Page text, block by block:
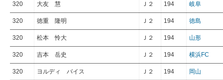
320 大友 慧 Ｊ２ 194 岐阜
320 徳重 隆明 Ｊ２ 194 徳島
320 松本 怜大 Ｊ２ 194 山形
320 吉本 岳史 Ｊ２ 194 横浜FC
320 ヨルディ バイス Ｊ２ 194 岡山